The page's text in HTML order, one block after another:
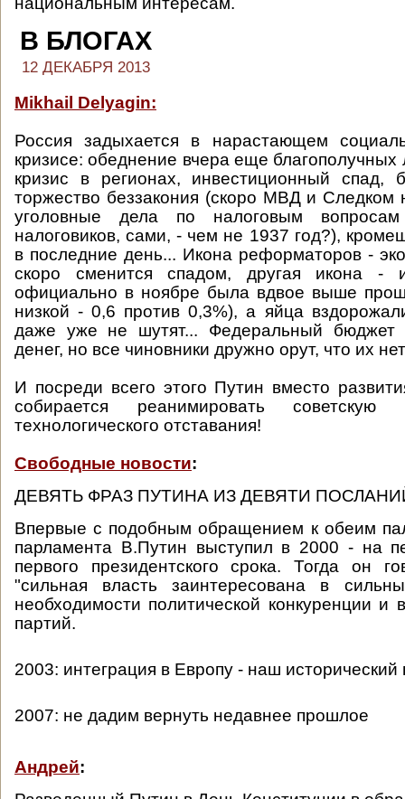
В БЛОГАХ
12 ДЕКАБРЯ 2013
Mikhail Delyagin:
Россия задыхается в нарастающем
кризисе: обеднение вчера еще
кризис в регионах, инвестиционный спад,
торжество беззакония (скоро МВД и Следком
уголовные дела по налоговым
налоговиков, сами, - чем не 1937 год?),
в последние день... Икона реформаторов -
скоро сменится спадом, другая икона -
официально в ноябре была вдвое выше
низкой - 0,6 против 0,3%), а яйца
даже уже не шутят... Федеральный бюджет
денег, но все чиновники дружно орут, что их
И посреди всего этого Путин вместо
собирается реанимировать советскую
технологического отставания!
Свободные новости:
ДЕВЯТЬ ФРАЗ ПУТИНА ИЗ ДЕВЯТИ
Впервые с подобным обращением к обеим
парламента В.Путин выступил в 2000 - на
первого президентского срока. Тогда он
"сильная власть заинтересована в
необходимости политической конкуренции и
партий.
2003: интеграция в Европу - наш
2007: не дадим вернуть недавнее прошлое
Андрей: